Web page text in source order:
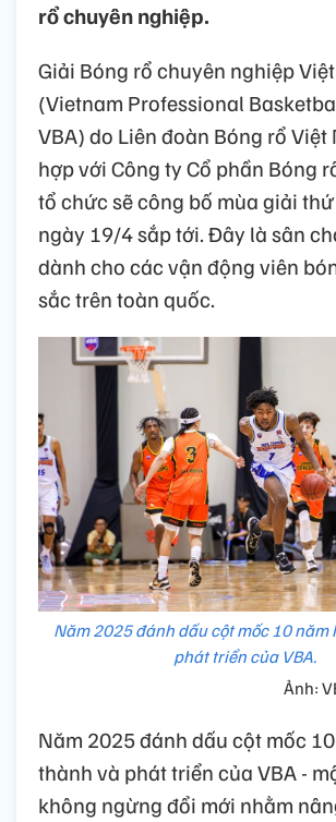
rổ chuyên nghiệp.
Giải Bóng rổ chuyên nghiệp
(Vietnam Professional
VBA) do Liên đoàn Bóng rổ Việt
hợp với Công ty Cổ phần Bóng
tổ chức sẽ công bố mùa giải
ngày 19/4 sắp tới. Đây là sân
dành cho các vận động viên
sắc trên toàn quốc.
Năm 2025 đánh dấu cột mốc 10 năm
phát triển của VBA.
Ảnh:
Năm 2025 đánh dấu cột mốc
thành và phát triển của VBA -
không ngừng đổi mới nhằm